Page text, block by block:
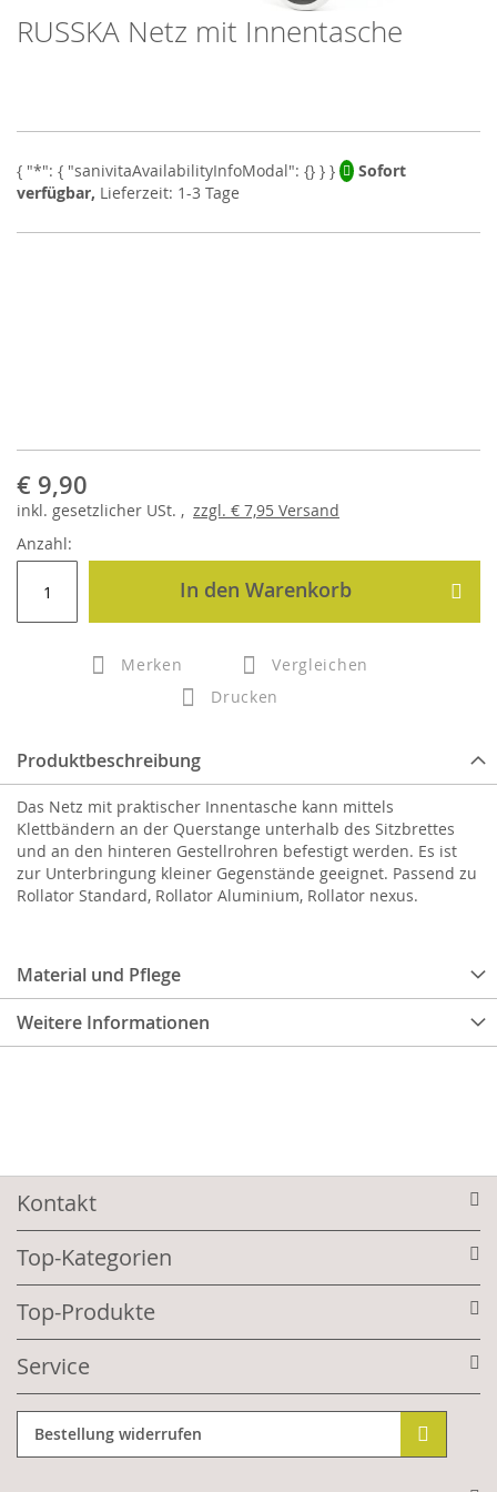
Skip
to
the
images
gallery
RUSSKA Netz mit Innentasche
Sofort
verfügbar, Lieferzeit: 1-3 Tage
€ 9,90
inkl. gesetzlicher USt. , zzgl. € 7,95 Versand
Anzahl:
In den Warenkorb
Merken
Vergleichen
Drucken
Produktbeschreibung
Material und Pflege
Weitere Informationen
Das Netz mit praktischer Innentasche kann mittels
Klettbändern an der Querstange unterhalb des Sitzbrettes
und an den hinteren Gestellrohren befestigt werden. Es ist
zur Unterbringung kleiner Gegenstände geeignet. Passend zu
Rollator Standard, Rollator Aluminium, Rollator nexus.
Kontakt
Top-Kategorien
Top-Produkte
Service
Bestellung widerrufen